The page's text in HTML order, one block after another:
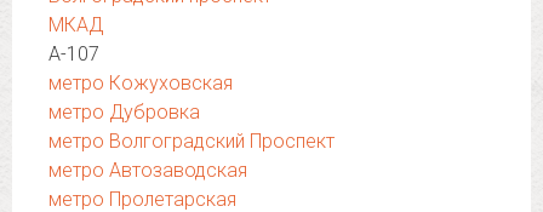
МКАД
А-107
метро Кожуховская
метро Дубровка
метро Волгоградский Проспект
метро Автозаводская
метро Пролетарская